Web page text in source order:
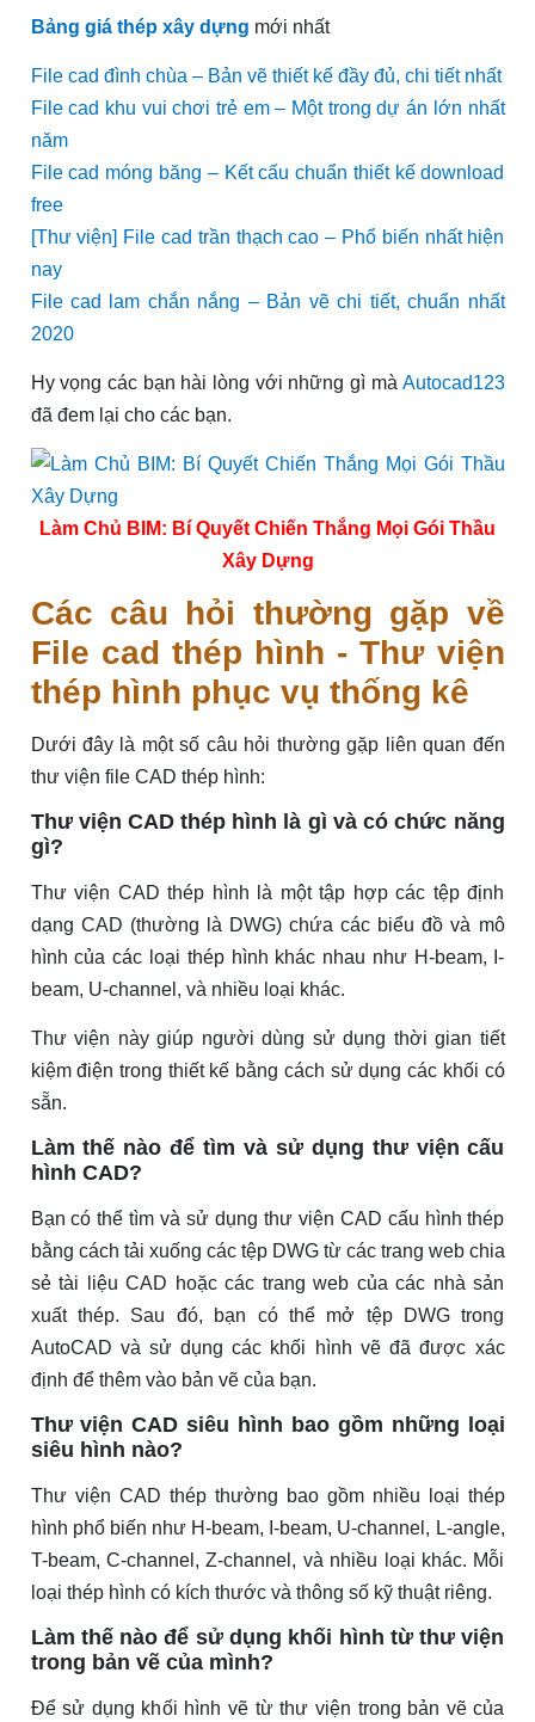
Bảng giá thép xây dựng mới nhất
File cad đình chùa – Bản vẽ thiết kế đầy đủ, chi tiết nhất
File cad khu vui chơi trẻ em – Một trong dự án lớn nhất
năm
File cad móng băng – Kết cấu chuẩn thiết kế download
free
[Thư viện] File cad trần thạch cao – Phổ biến nhất hiện
nay
File cad lam chắn nắng – Bản vẽ chi tiết, chuẩn nhất
2020
Hy vọng các bạn hài lòng với những gì mà Autocad123
đã đem lại cho các bạn.
Làm Chủ BIM: Bí Quyết Chiến Thắng Mọi Gói Thầu
Xây Dựng
Các câu hỏi thường gặp về
File cad thép hình - Thư viện
thép hình phục vụ thống kê
Dưới đây là một số câu hỏi thường gặp liên quan đến
thư viện file CAD thép hình:
Thư viện CAD thép hình là gì và có chức năng
gì?
Thư viện CAD thép hình là một tập hợp các tệp định
dạng CAD (thường là DWG) chứa các biểu đồ và mô
hình của các loại thép hình khác nhau như H-beam, I-
beam, U-channel, và nhiều loại khác.
Thư viện này giúp người dùng sử dụng thời gian tiết
kiệm điện trong thiết kế bằng cách sử dụng các khối có
sẵn.
Làm thế nào để tìm và sử dụng thư viện cấu
hình CAD?
Bạn có thể tìm và sử dụng thư viện CAD cấu hình thép
bằng cách tải xuống các tệp DWG từ các trang web chia
sẻ tài liệu CAD hoặc các trang web của các nhà sản
xuất thép. Sau đó, bạn có thể mở tệp DWG trong
AutoCAD và sử dụng các khối hình vẽ đã được xác
định để thêm vào bản vẽ của bạn.
Thư viện CAD siêu hình bao gồm những loại
siêu hình nào?
Thư viện CAD thép thường bao gồm nhiều loại thép
hình phổ biến như H-beam, I-beam, U-channel, L-angle,
T-beam, C-channel, Z-channel, và nhiều loại khác. Mỗi
loại thép hình có kích thước và thông số kỹ thuật riêng.
Làm thế nào để sử dụng khối hình từ thư viện
trong bản vẽ của mình?
Để sử dụng khối hình vẽ từ thư viện trong bản vẽ của